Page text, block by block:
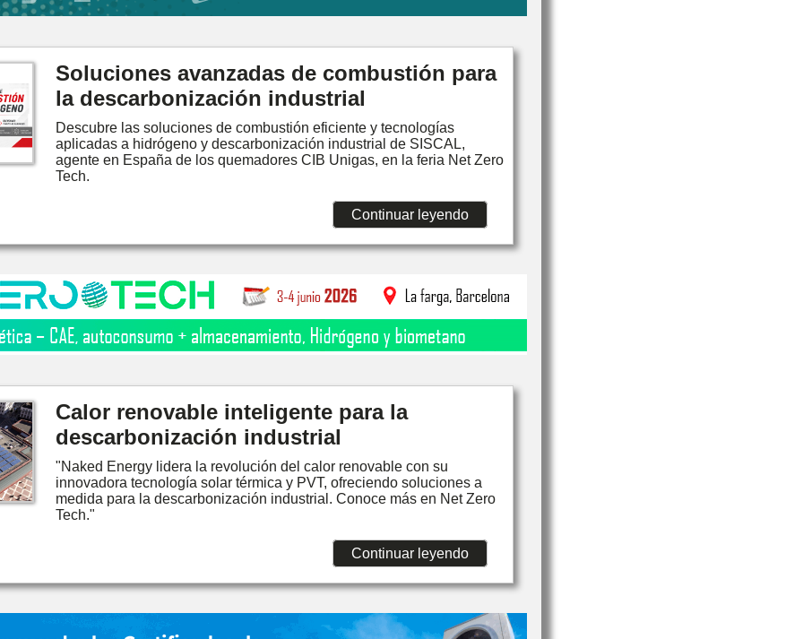
Soluciones avanzadas de combustión para
la descarbonización industrial
Descubre las soluciones de combustión eficiente y tecnologías
aplicadas a hidrógeno y descarbonización industrial de SISCAL,
agente en España de los quemadores CIB Unigas, en la feria Net Zero
Tech.
Continuar leyendo
Calor renovable inteligente para la
descarbonización industrial
"Naked Energy lidera la revolución del calor renovable con su
innovadora tecnología solar térmica y PVT, ofreciendo soluciones a
medida para la descarbonización industrial. Conoce más en Net Zero
Tech."
Continuar leyendo